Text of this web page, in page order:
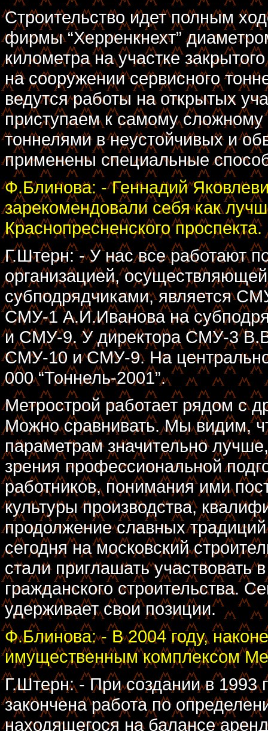
Строительство идет полным
фирмы “Херренкнехт”
километра на участке
на сооружении сервисного
ведутся работы на открытых
приступаем к самому
тоннелями в неустойчивых и
применены специальные
Ф.Блинова: - Геннадий
зарекомендовали себя как
Краснопресненского проспекта.
Г.Штерн: - У нас все работают
организацией,
субподрядчиками, является
СМУ-1 А.И.Иванова на
и СМУ-9. У директора СМУ-3
СМУ-10 и СМУ-9. На
000 “Тоннель-2001”.
Метрострой работает рядом с
Можно сравнивать. Мы видим,
параметрам значительно
зрения профессиональной
работников, понимания ими
культуры производства,
продолжение славных
сегодня на московский
стали приглашать участвовать
гражданского строительства.
удерживает свои позиции.
Ф.Блинова: - В 2004 году,
имущественным комплексом
Г.Штерн: - При создании в 1993
закончена работа по
находящегося на балансе